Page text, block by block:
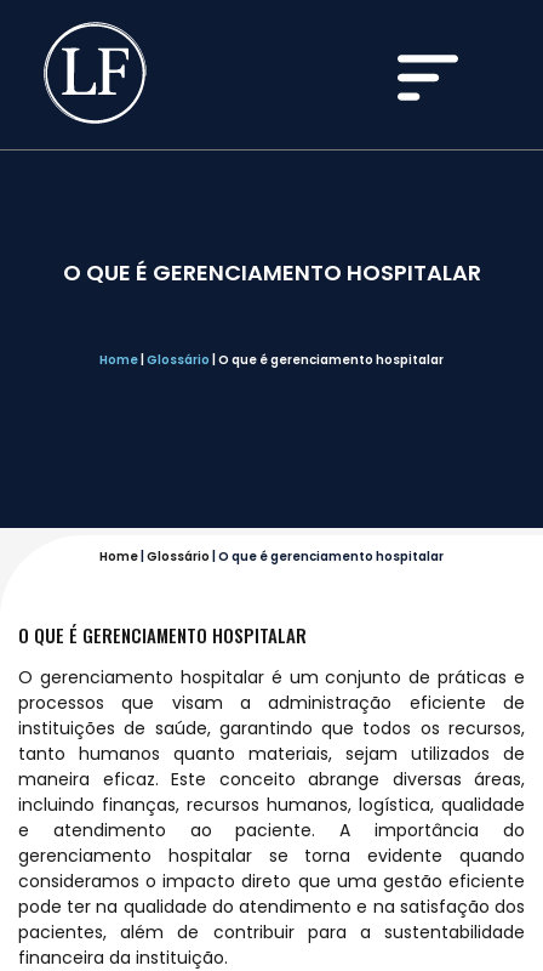
O QUE É GERENCIAMENTO HOSPITALAR
Home Glossário O que é gerenciamento hospitalar
Home Glossário O que é gerenciamento hospitalar
O QUE É GERENCIAMENTO HOSPITALAR
O gerenciamento hospitalar é um conjunto de práticas e
processos que visam a administração eficiente de
instituições de saúde, garantindo que todos os recursos,
tanto humanos quanto materiais, sejam utilizados de
maneira eficaz. Este conceito abrange diversas áreas,
incluindo finanças, recursos humanos, logística, qualidade
e atendimento ao paciente. A importância do
gerenciamento hospitalar se torna evidente quando
consideramos o impacto direto que uma gestão eficiente
pode ter na qualidade do atendimento e na satisfação dos
pacientes, além de contribuir para a sustentabilidade
financeira da instituição.